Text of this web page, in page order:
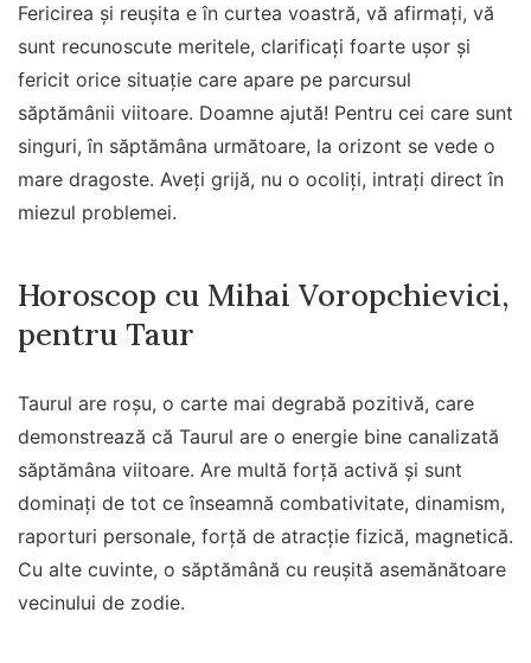
Fericirea și reușita e în curtea voastră, vă afirmați, vă
sunt recunoscute meritele, clarificați foarte ușor și
fericit orice situație care apare pe parcursul
săptămânii viitoare. Doamne ajută! Pentru cei care sunt
singuri, în săptămâna următoare, la orizont se vede o
mare dragoste. Aveți grijă, nu o ocoliți, intrați direct în
miezul problemei.
Horoscop cu Mihai Voropchievici,
pentru Taur
Taurul are roșu, o carte mai degrabă pozitivă, care
demonstrează că Taurul are o energie bine canalizată
săptămâna viitoare. Are multă forță activă și sunt
dominați de tot ce înseamnă combativitate, dinamism,
raporturi personale, forță de atracție fizică, magnetică.
Cu alte cuvinte, o săptămână cu reușită asemănătoare
vecinului de zodie.